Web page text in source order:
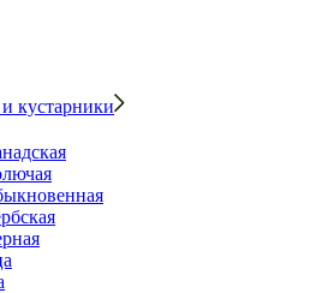
кустарники